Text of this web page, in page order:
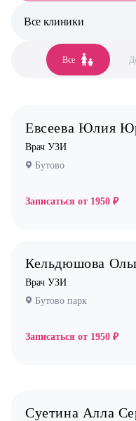
Все
Все специальности
Аллерголог-иммунолог
Анестезиолог
Кардиолог детский
Маммолог
Нефролог
Ортопед
Оториноларинголог
Психиатр
Все клиники
Все клиники
Жулебино
Коммунарка
Некрасовка
Евсеева Юлия
Врач УЗИ
Бутово
Записаться от 1950 ₽
Кельдюшова
Врач УЗИ
Бутово парк
Записаться от 1950 ₽
Суетина Алла